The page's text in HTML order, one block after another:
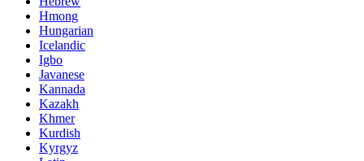
Hmong
Hungarian
Icelandic
Igbo
Javanese
Kannada
Kazakh
Khmer
Kurdish
Kyrgyz